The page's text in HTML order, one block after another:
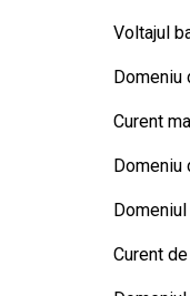
Voltajul
Domeniu
Curent
Domeniu
Curent